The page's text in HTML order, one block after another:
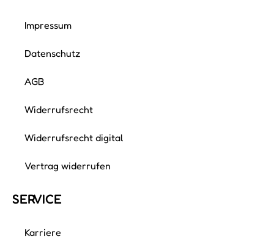
Impressum
Datenschutz
AGB
Widerrufsrecht
Widerrufsrecht digital
Vertrag widerrufen
SERVICE
Karriere